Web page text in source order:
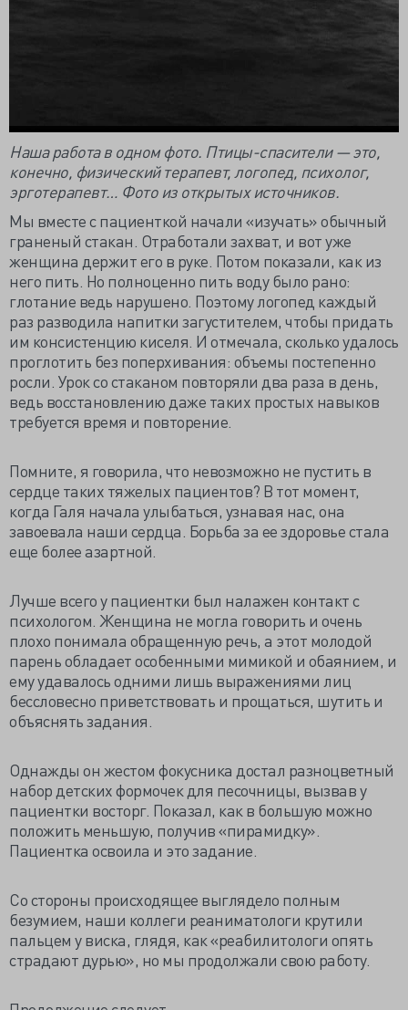
Наша работа в одном фото. Птицы-спасители — это,
конечно, физический терапевт, логопед, психолог,
эрготерапевт… Фото из открытых источников.
Мы вместе с пациенткой начали «изучать» обычный
граненый стакан. Отработали захват, и вот уже
женщина держит его в руке. Потом показали, как из
него пить. Но полноценно пить воду было рано:
глотание ведь нарушено. Поэтому логопед каждый
раз разводила напитки загустителем, чтобы придать
им консистенцию киселя. И отмечала, сколько удалось
проглотить без поперхивания: объемы постепенно
росли. Урок со стаканом повторяли два раза в день,
ведь восстановлению даже таких простых навыков
требуется время и повторение.
Помните, я говорила, что невозможно не пустить в
сердце таких тяжелых пациентов? В тот момент,
когда Галя начала улыбаться, узнавая нас, она
завоевала наши сердца. Борьба за ее здоровье стала
еще более азартной.
Лучше всего у пациентки был налажен контакт с
психологом. Женщина не могла говорить и очень
плохо понимала обращенную речь, а этот молодой
парень обладает особенными мимикой и обаянием, и
ему удавалось одними лишь выражениями лиц
бессловесно приветствовать и прощаться, шутить и
объяснять задания.
Однажды он жестом фокусника достал разноцветный
набор детских формочек для песочницы, вызвав у
пациентки восторг. Показал, как в большую можно
положить меньшую, получив «пирамидку».
Пациентка освоила и это задание.
Со стороны происходящее выглядело полным
безумием, наши коллеги реаниматологи крутили
пальцем у виска, глядя, как «реабилитологи опять
страдают дурью», но мы продолжали свою работу.